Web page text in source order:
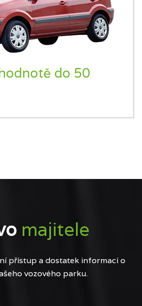
do 50
majitele
přístup a dostatek informací o
vozového parku.